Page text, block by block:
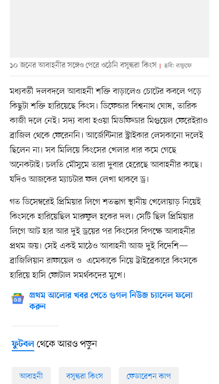
১০ জনের আবাহনীর সঙ্গেও পেরে ওঠেনি বসুন্ধরা কিংস ছবি: বাফুফে
মধ্যবর্তী দলবদলে আবাহনী শক্তি বাড়ালেও চোটের কবলে পড়ে
কিছুটা শক্তি হারিয়েছে কিংস। ডিফেন্ডার বিশ্বনাথ ঘোষ, তারিক
কাজী দলে নেই। সদ্য বাবা হওয়া মিডফিল্ডার মিগুয়েল ফেরেইরাও
ব্রাজিল থেকে ফেরেননি। আর্জেন্টিনার স্ট্রাইকার লেসকানো দলেই
ছিলেন না। সব মিলিয়ে কিংসের খেলার ধার কমে গেছে
অনেকটাই। চলতি মৌসুমে তারা দুবার হেরেছে আবাহনীর কাছে।
যদিও আজকের ম্যাচটার ফল লেখা থাকবে ড্র।
গত ডিসেম্বরেই প্রিমিয়ার লিগে শতভাগ স্থানীয় খেলোয়াড় নিয়েই
কিংসকে হারিয়েছিল মারুফুল হকের দল। সেটি ছিল প্রিমিয়ার
লিগে আট হার আর দুই ড্রয়ের পর কিংসের বিপক্ষে আবাহনীর
প্রথম জয়। সেই একই মাঠেও আবাহনী আজ দুই বিদেশি—
ব্রাজিলিয়ান রাফায়েল ও এমেকাকে নিয়ে ট্রাইব্রেকারে কিংসকে
হারিয়ে হাসি ফোটাল সমর্থকদের মুখে।
প্রথম আলোর খবর পেতে গুগল নিউজ চ্যানেল ফলো
করুন
ফুটবলথেকে আরও পড়ুন
আবাহনী বসুন্ধরা কিংস ফেডারেশন কাপ